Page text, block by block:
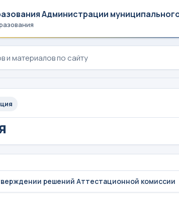
Администрации
решений Аттестационной комиссии